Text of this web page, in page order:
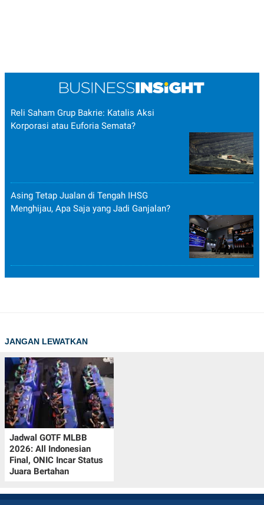
Reli Saham Grup Bakrie: Katalis Aksi
Korporasi atau Euforia Semata?
Asing Tetap Jualan di Tengah IHSG
Menghijau, Apa Saja yang Jadi Ganjalan?
JANGAN LEWATKAN
Jadwal GOTF MLBB
2026: All Indonesian
Final, ONIC Incar Status
Juara Bertahan